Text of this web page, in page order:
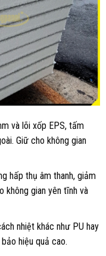
và lõi xốp EPS, tấm
Giữ cho không gian
hấp thụ âm thanh, giảm
không gian yên tĩnh và
nhiệt khác như PU hay
hiệu quả cao.